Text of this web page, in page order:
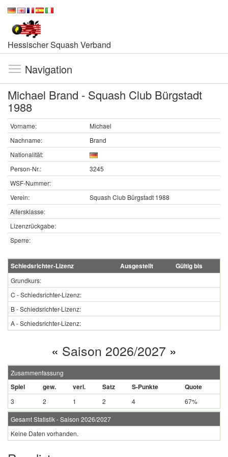
Hessischer Squash Verband
Navigation
Michael Brand - Squash Club Bürgstadt
1988
Vorname:
Michael
Nachname:
Brand
Nationalität:
Person-Nr.:
3245
WSF-Nummer:
Verein:
Squash Club Bürgstadt 1988
Altersklasse:
Lizenzrückgabe:
Sperre:
Schiedsrichter-Lizenz Ausgestellt Gültig bis
Grundkurs:
C - Schiedsrichter-Lizenz:
B - Schiedsrichter-Lizenz:
A - Schiedsrichter-Lizenz:
« Saison 2026/2027 »
Zusammenfassung
Spiel gew. verl. Satz S-Punkte Quote
3 2 1 2 4 67%
Gesamt Statistik - Saison 2026/2027
Keine Daten vorhanden.